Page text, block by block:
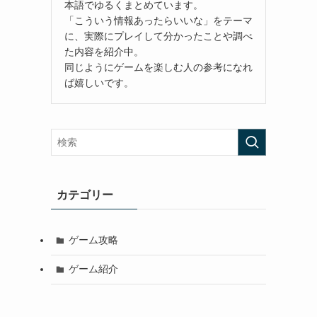
本語でゆるくまとめています。
「こういう情報あったらいいな」をテーマ
に、実際にプレイして分かったことや調べ
た内容を紹介中。
同じようにゲームを楽しむ人の参考になれ
ば嬉しいです。
カテゴリー
ゲーム攻略
ゲーム紹介